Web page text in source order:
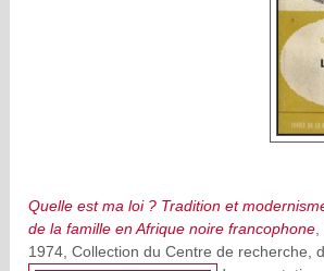
Quelle est ma loi ? Tradition et
de la famille en Afrique noire francophone
1974, Collection du Centre de recherche,